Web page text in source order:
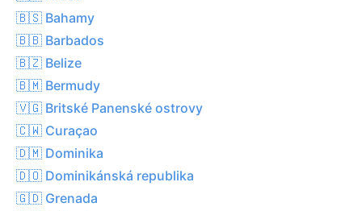
🇧🇸 Bahamy
🇧🇧 Barbados
🇧🇿 Belize
🇧🇲 Bermudy
🇻🇬 Britské Panenské ostrovy
🇨🇼 Curaçao
🇩🇲 Dominika
🇩🇴 Dominikánská republika
🇬🇩 Grenada